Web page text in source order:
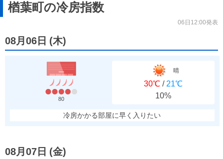
楢葉町の冷房指数
06日12:00発表
08月06日 (木)
80
晴
30℃ / 21℃
10%
冷房かかる部屋に早く入りたい
08月07日 (金)